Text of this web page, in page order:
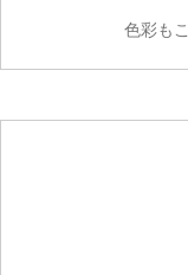
色彩も